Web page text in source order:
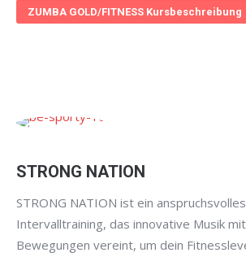
ZUMBA GOLD/FITNESS Kursbeschreibung
STRONG NATION
STRONG NATION ist ein
Intervalltraining, das innovative Musik
Bewegungen vereint, um dein